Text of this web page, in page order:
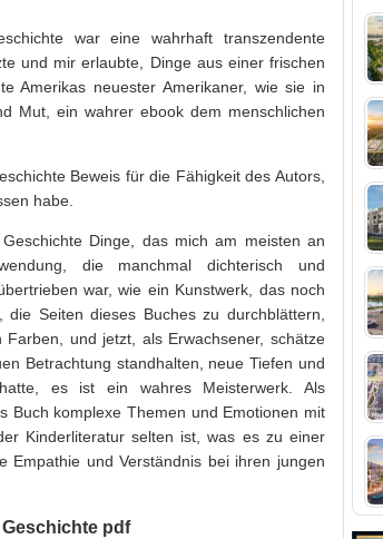
war eine wahrhaft transzendente
und mir erlaubte, Dinge aus einer frischen
Amerikas neuester Amerikaner, wie sie in
Mut, ein wahrer ebook dem menschlichen
Beweis für die Fähigkeit des Autors,
habe.
Dinge, das mich am meisten an
die manchmal dichterisch und
war, wie ein Kunstwerk, das noch
Seiten dieses Buches zu durchblättern,
und jetzt, als Erwachsener, schätze
Betrachtung standhalten, neue Tiefen und
es ist ein wahres Meisterwerk. Als
Buch komplexe Themen und Emotionen mit
Kinderliteratur selten ist, was es zu einer
Empathie und Verständnis bei ihren jungen
pdf